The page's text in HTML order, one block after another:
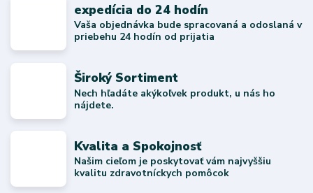
expedícia do 24 hodín
Vaša objednávka bude spracovaná a odoslaná v
priebehu 24 hodín od prijatia
Široký Sortiment
Nech hľadáte akýkoľvek produkt, u nás ho
nájdete.
Kvalita a Spokojnosť
Našim cieľom je poskytovať vám najvyššiu
kvalitu zdravotníckych pomôcok